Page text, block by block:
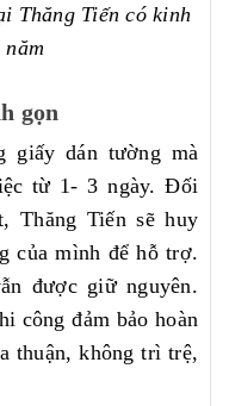
Thăng Tiến có kinh
năm
gọn
giấy dán tường mà
từ 1- 3 ngày. Đối
Thăng Tiến sẽ huy
của mình để hỗ trợ.
được giữ nguyên.
công đảm bảo hoàn
thuận, không trì trệ,